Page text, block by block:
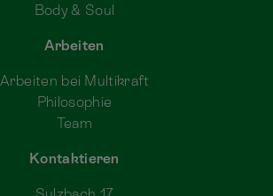
Body & Soul
Arbeiten
Arbeiten bei Multikraft
Philosophie
Team
Kontaktieren